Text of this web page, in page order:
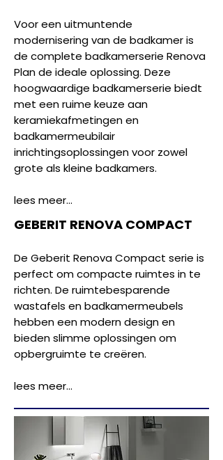
Voor een uitmuntende
modernisering van de badkamer is
de complete badkamerserie Renova
Plan de ideale oplossing. Deze
hoogwaardige badkamerserie biedt
met een ruime keuze aan
keramiekafmetingen en
badkamermeubilair
inrichtingsoplossingen voor zowel
grote als kleine badkamers.
lees meer...
GEBERIT RENOVA COMPACT
De Geberit Renova Compact serie is
perfect om compacte ruimtes in te
richten. De ruimtebesparende
wastafels en badkamermeubels
hebben een modern design en
bieden slimme oplossingen om
opbergruimte te creëren.
lees meer...